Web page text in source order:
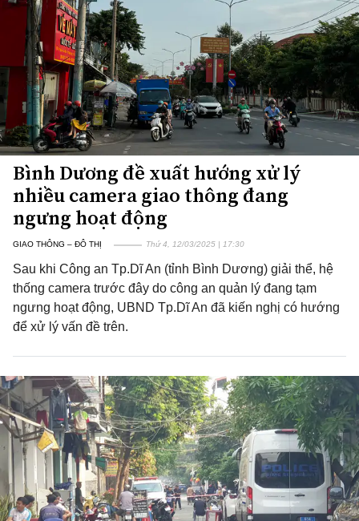
Bình Dương đề xuất hướng xử lý
nhiều camera giao thông đang
ngưng hoạt động
GIAO THÔNG – ĐÔ THỊ Thứ 4, 12/03/2025 | 17:30
Sau khi Công an Tp.Dĩ An (tỉnh Bình Dương) giải thể, hệ
thống camera trước đây do công an quản lý đang tạm
ngưng hoạt động, UBND Tp.Dĩ An đã kiến nghị có hướng
để xử lý vấn đề trên.